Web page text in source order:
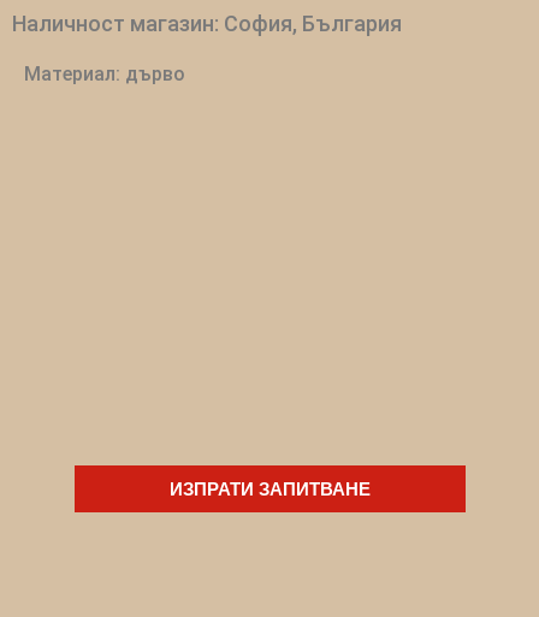
Наличност магазин: София, България
Материал: дърво
ИЗПРАТИ ЗАПИТВАНЕ